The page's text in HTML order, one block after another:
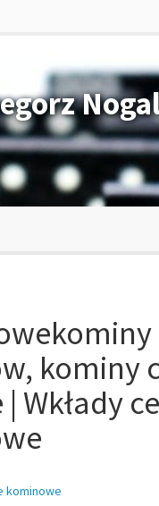
kominy
Wkłady
kominowe